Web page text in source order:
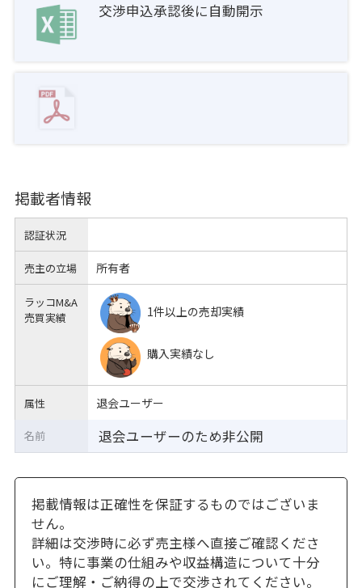
交渉申込承認後に自動開示
掲載者情報
認証状況
売主の立場 所有者
ラッコM&A
売買実績
1件以上の売却実績
購入実績なし
属性 退会ユーザー
退会ユーザーのため非公開
名前
掲載情報は正確性を保証するものではございま
せん。
詳細は交渉時に必ず売主様へ直接ご確認くださ
い。特に事業の仕組みや収益構造について十分
にご理解・ご納得の上で交渉されてください。